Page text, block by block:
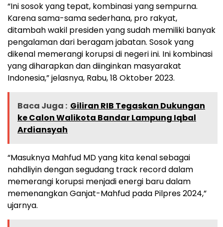
“Ini sosok yang tepat, kombinasi yang sempurna.
Karena sama-sama sederhana, pro rakyat,
ditambah wakil presiden yang sudah memiliki banyak
pengalaman dari beragam jabatan. Sosok yang
dikenal memerangi korupsi di negeri ini. Ini kombinasi
yang diharapkan dan diinginkan masyarakat
Indonesia,” jelasnya, Rabu, 18 Oktober 2023.
Baca Juga : Giliran RIB Tegaskan Dukungan
ke Calon Walikota Bandar Lampung Iqbal
Ardiansyah
“Masuknya Mahfud MD yang kita kenal sebagai
nahdliyin dengan segudang track record dalam
memerangi korupsi menjadi energi baru dalam
memenangkan Ganjat-Mahfud pada Pilpres 2024,”
ujarnya.